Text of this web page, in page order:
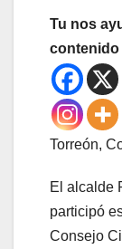
Tu nos
contenido
Torreón,
El alcalde
participó
Consejo